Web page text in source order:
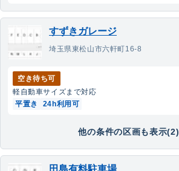
すずきガレージ
埼玉県東松山市六軒町16-8
空き待ち可
軽自動車サイズまで対応
平置き
24h利用可
他の条件の区画も表示(2)
田島有料駐車場